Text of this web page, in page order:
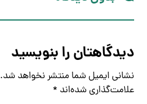
دیدگاهتان را بنویسید
نشانی ایمیل شما منتشر نخواهد شد.
علامت‌گذاری شده‌اند *